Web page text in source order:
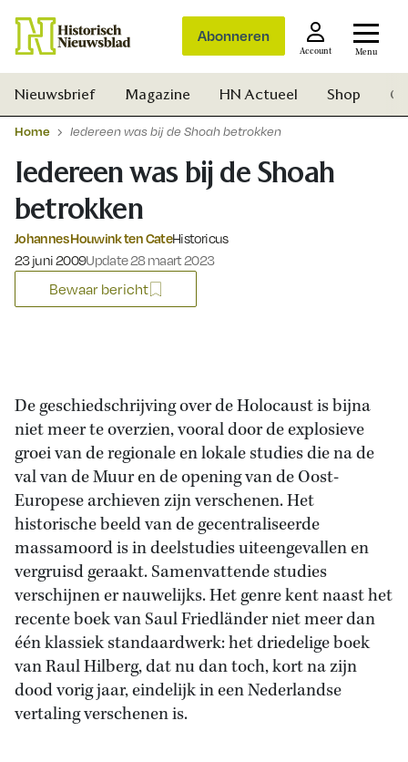
Abonneren
Account Menu
Nieuwsbrief Magazine HN Actueel Shop
Home Iedereen was bij de Shoah betrokken
Iedereen was bij de Shoah
betrokken
Johannes Houwink ten CateHistoricus
Gepubliceerd op:
23 juni 2009Update 28 maart 2023
Bewaar bericht
De geschiedschrijving over de Holocaust is bijna
niet meer te overzien, vooral door de explosieve
groei van de regionale en lokale studies die na de
val van de Muur en de opening van de Oost-
Europese archieven zijn verschenen. Het
historische beeld van de gecentraliseerde
massamoord is in deelstudies uiteengevallen en
vergruisd geraakt. Samenvattende studies
verschijnen er nauwelijks. Het genre kent naast het
recente boek van Saul Friedländer niet meer dan
één klassiek standaardwerk: het driedelige boek
van Raul Hilberg, dat nu dan toch, kort na zijn
dood vorig jaar, eindelijk in een Nederlandse
vertaling verschenen is.